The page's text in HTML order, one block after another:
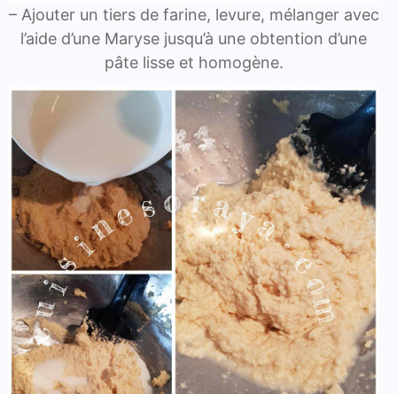
– Ajouter un tiers de farine, levure, mélanger avec
l’aide d’une Maryse jusqu’à une obtention d’une
pâte lisse et homogène.